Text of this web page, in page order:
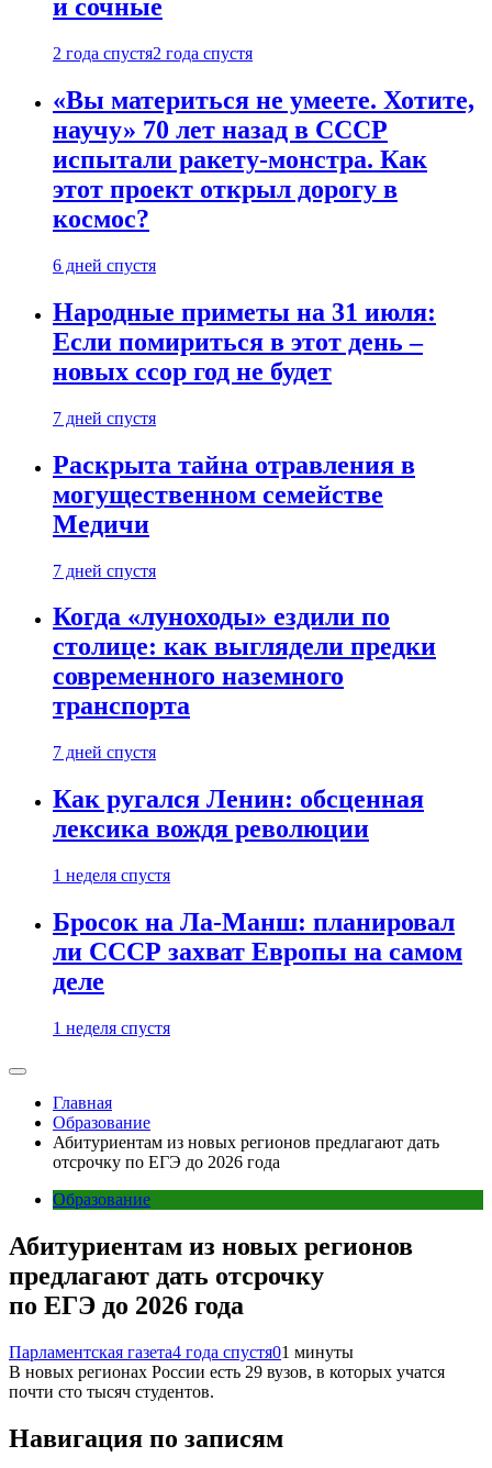
и сочные
2 года спустя2 года спустя
«Вы материться не умеете. Хотите,
научу» 70 лет назад в СССР
испытали ракету-монстра. Как
этот проект открыл дорогу в
космос?
6 дней спустя
Народные приметы на 31 июля:
Если помириться в этот день –
новых ссор год не будет
7 дней спустя
Раскрыта тайна отравления в
могущественном семействе
Медичи
7 дней спустя
Когда «луноходы» ездили по
столице: как выглядели предки
современного наземного
транспорта
7 дней спустя
Как ругался Ленин: обсценная
лексика вождя революции
1 неделя спустя
Бросок на Ла-Манш: планировал
ли СССР захват Европы на самом
деле
1 неделя спустя
Главная
Образование
Абитуриентам из новых регионов предлагают дать
отсрочку по ЕГЭ до 2026 года
Образование
Абитуриентам из новых регионов
предлагают дать отсрочку
по ЕГЭ до 2026 года
Парламентская газета4 года спустя01 минуты
В новых регионах России есть 29 вузов, в которых учатся
почти сто тысяч студентов.
Навигация по записям